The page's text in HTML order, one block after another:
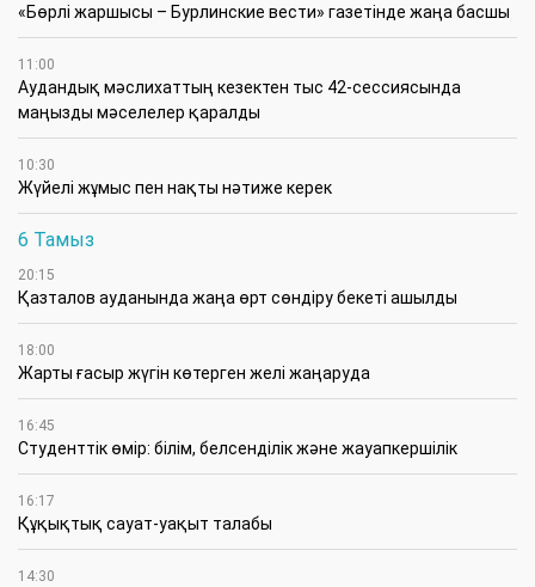
«Бөрлі жаршысы – Бурлинские вести» газетінде жаңа басшы
11:00
Аудандық мәслихаттың кезектен тыс 42-сессиясында
маңызды мәселелер қаралды
10:30
Жүйелі жұмыс пен нақты нәтиже керек
6 Тамыз
20:15
Қазталов ауданында жаңа өрт сөндіру бекеті ашылды
18:00
Жарты ғасыр жүгін көтерген желі жаңаруда
16:45
Студенттік өмір: білім, белсенділік және жауапкершілік
16:17
Құқықтық сауат-уақыт талабы
14:30